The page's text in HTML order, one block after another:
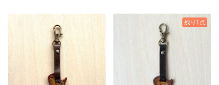
残り1点